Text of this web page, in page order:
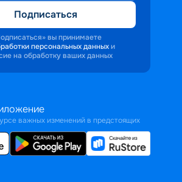
Подписаться
вы принимаете
персональных данных и
на обработку ваших данных
важных изменений в предстоящих